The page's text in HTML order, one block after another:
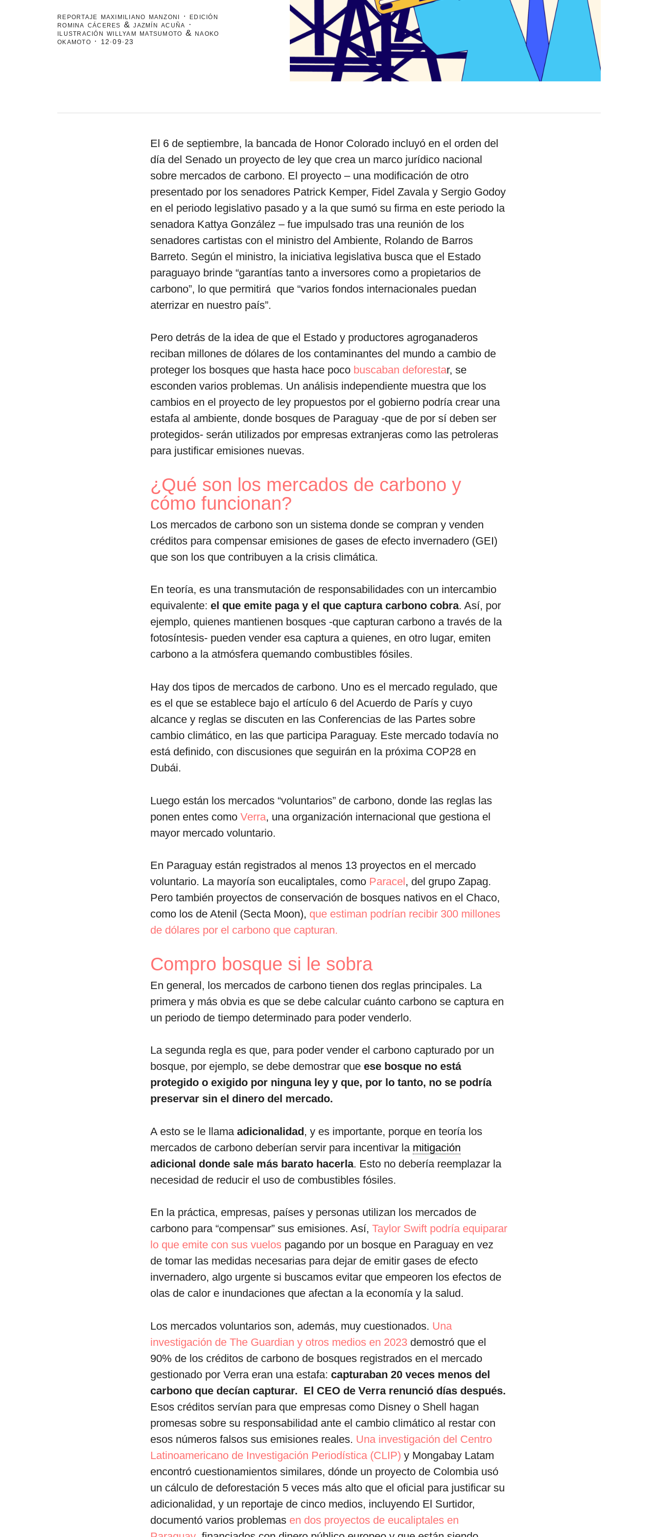
por formato
scrolls
timeline
reportaje maximiliano manzoni · edición
romina cáceres & jazmín acuña ·
ilustración willyam matsumoto & naoko
okamoto ·
12·09·23
El 6 de septiembre, la bancada de Honor Colorado incluyó en el orden del
día del Senado un proyecto de ley que crea un marco jurídico nacional
sobre mercados de carbono. El proyecto – una modificación de otro
presentado por los senadores Patrick Kemper, Fidel Zavala y Sergio Godoy
en el periodo legislativo pasado y a la que sumó su firma en este periodo la
senadora Kattya González – fue impulsado tras una reunión de los
senadores cartistas con el ministro del Ambiente, Rolando de Barros
Barreto. Según el ministro, la iniciativa legislativa busca que el Estado
paraguayo brinde “garantías tanto a inversores como a propietarios de
carbono”, lo que permitirá que “varios fondos internacionales puedan
aterrizar en nuestro país”.
Pero detrás de la idea de que el Estado y productores agroganaderos
reciban millones de dólares de los contaminantes del mundo a cambio de
proteger los bosques que hasta hace poco buscaban deforestar, se
esconden varios problemas. Un análisis independiente muestra que los
cambios en el proyecto de ley propuestos por el gobierno podría crear una
estafa al ambiente, donde bosques de Paraguay -que de por sí deben ser
protegidos- serán utilizados por empresas extranjeras como las petroleras
para justificar emisiones nuevas.
¿Qué son los mercados de carbono y
cómo funcionan?
Los mercados de carbono son un sistema donde se compran y venden
créditos para compensar emisiones de gases de efecto invernadero (GEI)
que son los que contribuyen a la crisis climática.
En teoría, es una transmutación de responsabilidades con un intercambio
equivalente: el que emite paga y el que captura carbono cobra. Así, por
ejemplo, quienes mantienen bosques -que capturan carbono a través de la
fotosíntesis- pueden vender esa captura a quienes, en otro lugar, emiten
carbono a la atmósfera quemando combustibles fósiles.
Hay dos tipos de mercados de carbono. Uno es el mercado regulado, que
es el que se establece bajo el artículo 6 del Acuerdo de París y cuyo
alcance y reglas se discuten en las Conferencias de las Partes sobre
cambio climático, en las que participa Paraguay. Este mercado todavía no
está definido, con discusiones que seguirán en la próxima COP28 en
Dubái.
Luego están los mercados “voluntarios” de carbono, donde las reglas las
ponen entes como Verra, una organización internacional que gestiona el
mayor mercado voluntario.
En Paraguay están registrados al menos 13 proyectos en el mercado
voluntario. La mayoría son eucaliptales, como Paracel, del grupo Zapag.
Pero también proyectos de conservación de bosques nativos en el Chaco,
como los de Atenil (Secta Moon), que estiman podrían recibir 300 millones
de dólares por el carbono que capturan.
Compro bosque si le sobra
En general, los mercados de carbono tienen dos reglas principales. La
primera y más obvia es que se debe calcular cuánto carbono se captura en
un periodo de tiempo determinado para poder venderlo.
La segunda regla es que, para poder vender el carbono capturado por un
bosque, por ejemplo, se debe demostrar que ese bosque no está
protegido o exigido por ninguna ley y que, por lo tanto, no se podría
preservar sin el dinero del mercado.
A esto se le llama adicionalidad, y es importante, porque en teoría los
mercados de carbono deberían servir para incentivar la mitigación
adicional donde sale más barato hacerla. Esto no debería reemplazar la
necesidad de reducir el uso de combustibles fósiles.
En la práctica, empresas, países y personas utilizan los mercados de
carbono para “compensar” sus emisiones. Así, Taylor Swift podría equiparar
lo que emite con sus vuelos pagando por un bosque en Paraguay en vez
de tomar las medidas necesarias para dejar de emitir gases de efecto
invernadero, algo urgente si buscamos evitar que empeoren los efectos de
olas de calor e inundaciones que afectan a la economía y la salud.
Los mercados voluntarios son, además, muy cuestionados. Una
investigación de The Guardian y otros medios en 2023 demostró que el
90% de los créditos de carbono de bosques registrados en el mercado
gestionado por Verra eran una estafa: capturaban 20 veces menos del
carbono que decían capturar. El CEO de Verra renunció días después.
Esos créditos servían para que empresas como Disney o Shell hagan
promesas sobre su responsabilidad ante el cambio climático al restar con
esos números falsos sus emisiones reales. Una investigación del Centro
Latinoamericano de Investigación Periodística (CLIP) y Mongabay Latam
encontró cuestionamientos similares, dónde un proyecto de Colombia usó
un cálculo de deforestación 5 veces más alto que el oficial para justificar su
adicionalidad, y un reportaje de cinco medios, incluyendo El Surtidor,
documentó varios problemas en dos proyectos de eucaliptales en